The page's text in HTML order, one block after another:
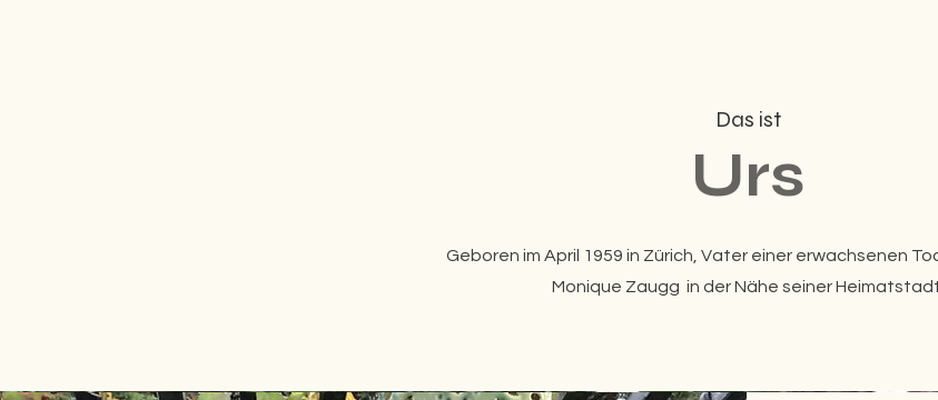
Das ist
Urs
Geboren im April 1959 in Zürich, Vater einer erwachsenen
Monique Zaugg in der Nähe seiner